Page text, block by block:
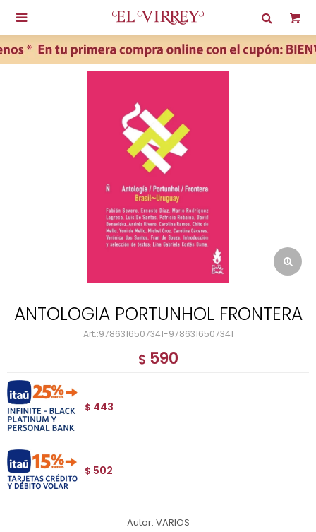

ANTOLOGIA PORTUNHOL FRONTERA
9786316507341-9786316507341
$ 590
$ 443
$ 502
Autor: VARIOS